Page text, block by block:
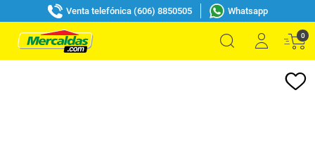
Venta telefónica (606) 8850505 Whatsapp
0